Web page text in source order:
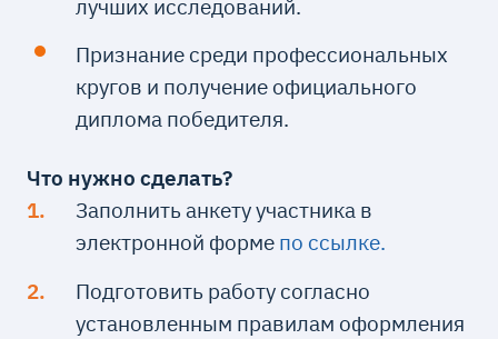
лучших исследований.
Признание среди профессиональных
кругов и получение официального
диплома победителя.
Что нужно сделать?
Заполнить анкету участника в
электронной форме по ссылке.
Подготовить работу согласно
установленным правилам оформления